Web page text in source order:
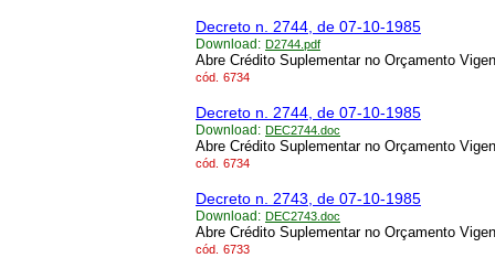
Decreto n. 2744, de 07-10-1985
Download: D2744.pdf
Abre Crédito Suplementar no Orçamento
cód. 6734
Decreto n. 2744, de 07-10-1985
Download: DEC2744.doc
Abre Crédito Suplementar no Orçamento
cód. 6734
Decreto n. 2743, de 07-10-1985
Download: DEC2743.doc
Abre Crédito Suplementar no Orçamento
cód. 6733